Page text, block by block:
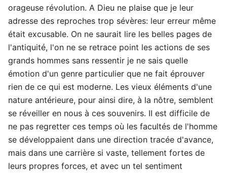
orageuse révolution. A Dieu ne plaise que je leur
adresse des reproches trop sévères: leur erreur même
était excusable. On ne saurait lire les belles pages de
l'antiquité, l'on ne se retrace point les actions de ses
grands hommes sans ressentir je ne sais quelle
émotion d'un genre particulier que ne fait éprouver
rien de ce qui est moderne. Les vieux éléments d'une
nature antérieure, pour ainsi dire, à la nôtre, semblent
se réveiller en nous à ces souvenirs. II est difficile de
ne pas regretter ces temps où les facultés de l'homme
se développaient dans une direction tracée d'avance,
mais dans une carrière si vaste, tellement fortes de
leurs propres forces, et avec un tel sentiment